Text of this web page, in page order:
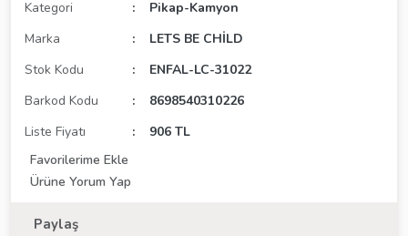
Kategori
Pikap-Kamyon
Marka
LETS BE CHİLD
Stok Kodu
ENFAL-LC-31022
Barkod Kodu
8698540310226
Liste Fiyatı
906 TL
Ürüne Yorum Yap
Paylaş